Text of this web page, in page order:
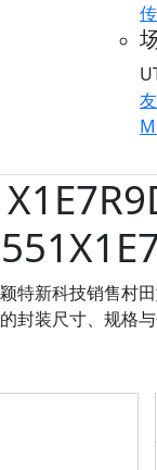
特新科技销售村
封装尺寸、规格